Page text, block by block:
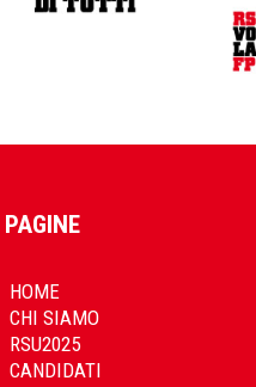
PAGINE
HOME
CHI SIAMO
RSU2025
CANDIDATI